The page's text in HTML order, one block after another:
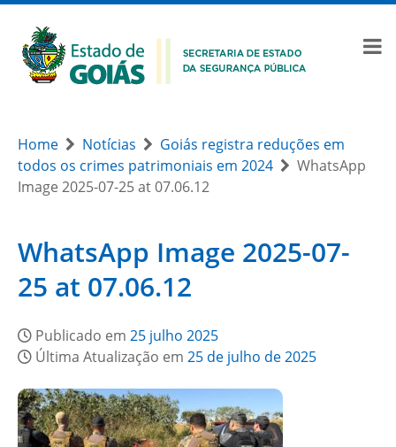
Home Notícias
Goiás registra reduções em
todos os crimes patrimoniais em 2024
WhatsApp
Image 2025-07-25 at 07.06.12
WhatsApp Image 2025-07-
25 at 07.06.12
Publicado em 25 julho 2025
Última Atualização em 25 de julho de 2025